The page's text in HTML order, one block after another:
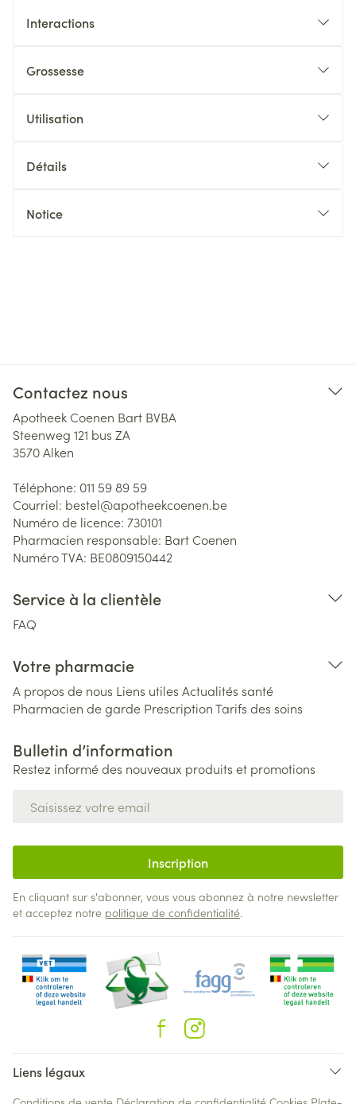
Interactions
Grossesse
Utilisation
Détails
Notice
Contactez nous
Apotheek Coenen Bart BVBA
Steenweg 121 bus ZA
3570Alken
Téléphone: 011 59 89 59
Courriel: bestel@apotheekcoenen.be
Numéro de licence: 730101
Pharmacien responsable: Bart Coenen
Numéro TVA: BE0809150442
Service à la clientèle
FAQ
Votre pharmacie
A propos de nous Liens utiles Actualités santé
Pharmacien de garde PrescriptionTarifs des soins
Bulletin d’information
Restez informé des nouveaux produits et promotions
Inscription
En cliquant sur s'abonner, vous vous abonnez à notre newsletter
et acceptez notre politique de confidentialité.
Liens légaux